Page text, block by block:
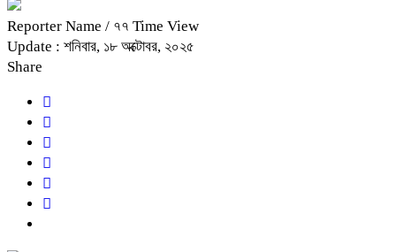
Reporter Name / ৭৭ Time View
Update : শনিবার, ১৮ অক্টোবর, ২০২৫
Share